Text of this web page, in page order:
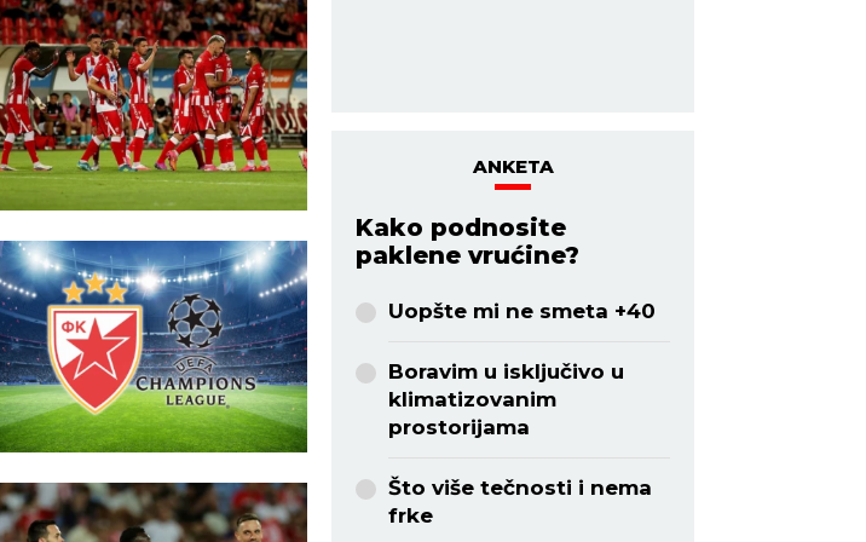
ANKETA
Kako podnosite
paklene vrućine?
Uopšte mi ne smeta +40
Boravim u isključivo u
klimatizovanim
prostorijama
Što više tečnosti i nema
frke